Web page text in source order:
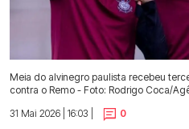
Meia do alvinegro paulista recebeu
contra o Remo - Foto: Rodrigo Coca/
31 Mai 2026 | 16:03 |
0